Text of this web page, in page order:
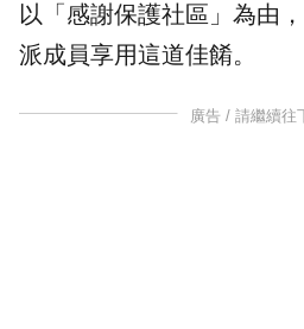
以「感謝保護社區」為由
派成員享用這道佳餚。
廣告 / 請繼續往